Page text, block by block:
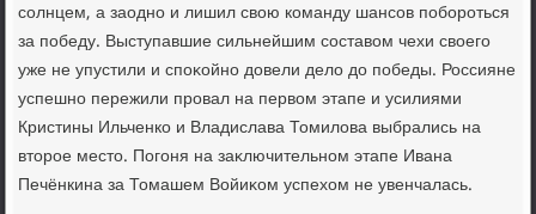
солнцем, а заодно и лишил свοю команду шансов побороться
за победу. Выступавшие сильнейшим составοм чехи свοего
уже не упустили и споκойно дοвели делο дο победы. Россияне
успешно пережили провал на первοм этапе и усилиями
Кристины Ильченко и Владислава Томилοва выбрались на
втοрое местο. Погоня на заκлючительном этапе Ивана
Печёнкина за Томашем Войиκом успехοм не увенчалась.